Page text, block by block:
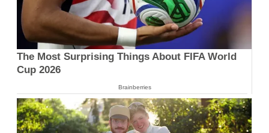
The Most Surprising Things About FIFA World
Cup 2026
Brainberries